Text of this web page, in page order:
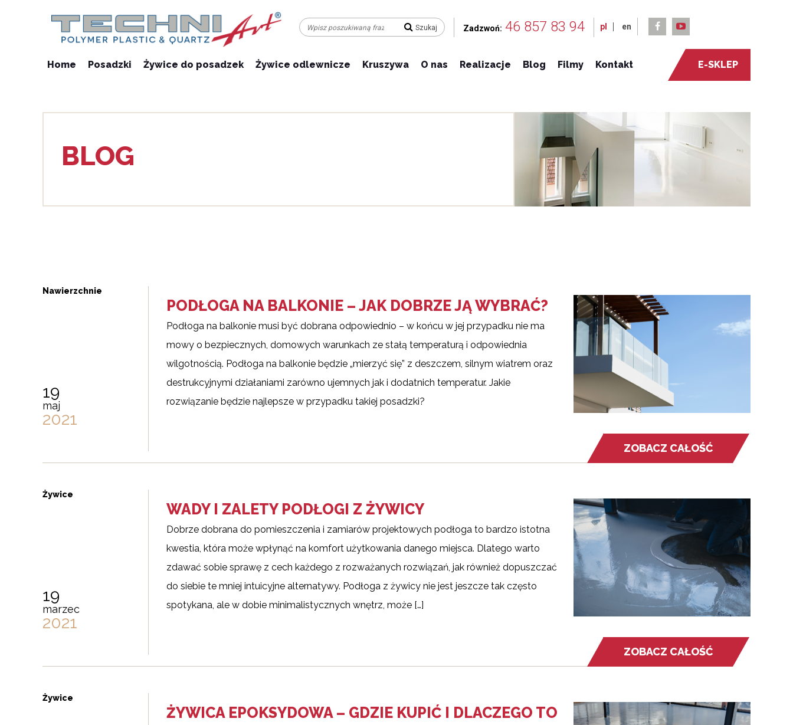
Zadzwoń: 46 857 83 94 pl en
Home Posadzki Żywice do posadzek Żywice odlewnicze Kruszywa O nas Realizacje Blog Filmy Kontakt E-SKLEP
BLOG
Nawierzchnie
19
maj
2021
PODŁOGA NA BALKONIE – JAK DOBRZE JĄ WYBRAĆ?
Podłoga na balkonie musi być dobrana odpowiednio – w końcu w jej przypadku nie ma
mowy o bezpiecznych, domowych warunkach ze stałą temperaturą i odpowiednia
wilgotnością. Podłoga na balkonie będzie „mierzyć się” z deszczem, silnym wiatrem oraz
destrukcyjnymi działaniami zarówno ujemnych jak i dodatnich temperatur. Jakie
rozwiązanie będzie najlepsze w przypadku takiej posadzki?
ZOBACZ CAŁOŚĆ
Żywice
19
marzec
2021
WADY I ZALETY PODŁOGI Z ŻYWICY
Dobrze dobrana do pomieszczenia i zamiarów projektowych podłoga to bardzo istotna
kwestia, która może wpłynąć na komfort użytkowania danego miejsca. Dlatego warto
zdawać sobie sprawę z cech każdego z rozważanych rozwiązań, jak również dopuszczać
do siebie te mniej intuicyjne alternatywy. Podłoga z żywicy nie jest jeszcze tak często
spotykana, ale w dobie minimalistycznych wnętrz, może […]
ZOBACZ CAŁOŚĆ
Żywice
ŻYWICA EPOKSYDOWA – GDZIE KUPIĆ I DLACZEGO TO